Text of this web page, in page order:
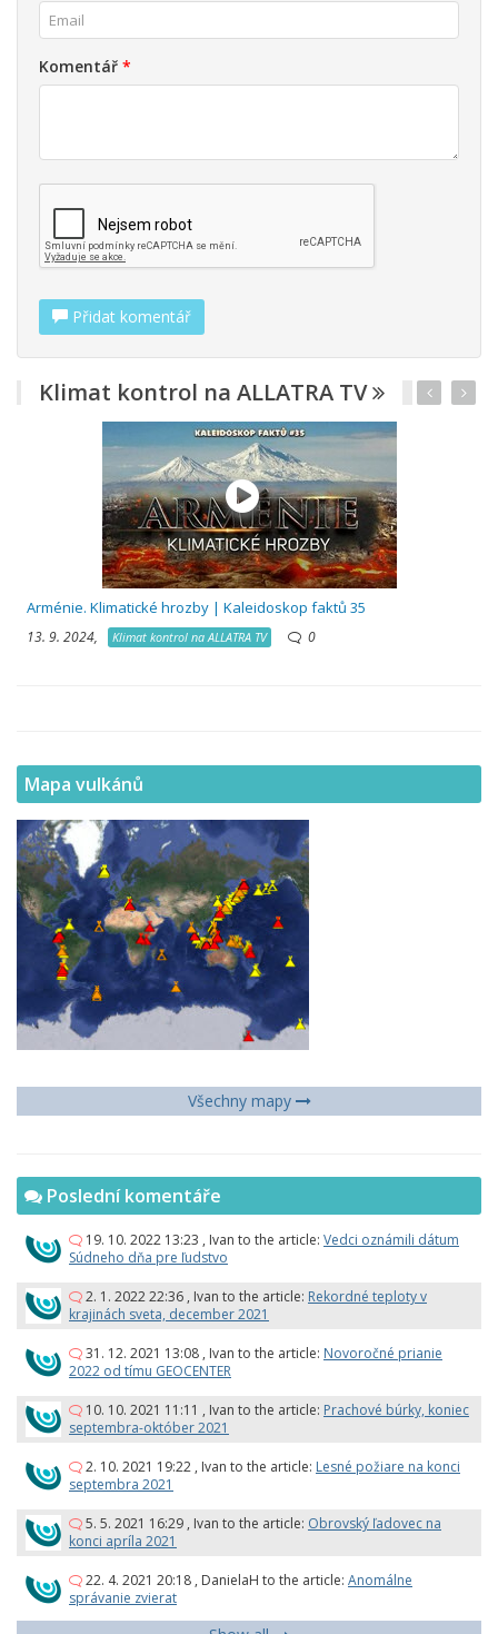
Komentář *
Přidat komentář
Klimat kontrol na ALLATRA TV
Arménie. Klimatické hrozby | Kaleidoskop faktů 35
13. 9. 2024, Klimat kontrol na ALLATRA TV 0
Mapa vulkánů
Všechny mapy
Poslední komentáře
19. 10. 2022 13:23 , Ivan to the article: Vedci oznámili dátum
Súdneho dňa pre ľudstvo
2. 1. 2022 22:36 , Ivan to the article: Rekordné teploty v
krajinách sveta, december 2021
31. 12. 2021 13:08 , Ivan to the article: Novoročné prianie
2022 od tímu GEOCENTER
10. 10. 2021 11:11 , Ivan to the article: Prachové búrky, koniec
septembra-október 2021
2. 10. 2021 19:22 , Ivan to the article: Lesné požiare na konci
septembra 2021
5. 5. 2021 16:29 , Ivan to the article: Obrovský ľadovec na
konci apríla 2021
22. 4. 2021 20:18 , DanielaH to the article: Anomálne
správanie zvierat